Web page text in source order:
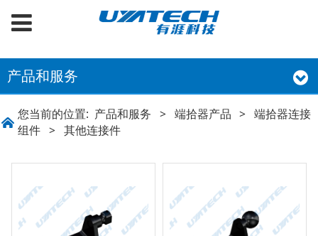
产品和服务
您当前的位置: 产品和服务 > 端拾器产品 > 端拾器连接
组件 > 其他连接件